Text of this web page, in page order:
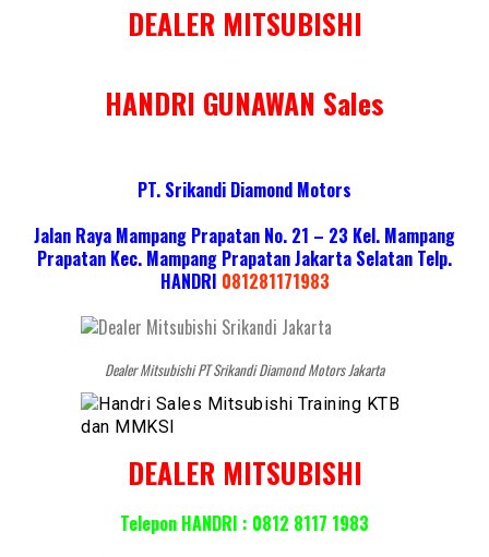
DEALER MITSUBISHI
HANDRI GUNAWAN Sales
PT. Srikandi Diamond Motors
Jalan Raya Mampang Prapatan No. 21 – 23 Kel. Mampang
Prapatan Kec. Mampang Prapatan Jakarta Selatan Telp.
HANDRI 081281171983
Dealer Mitsubishi PT Srikandi Diamond Motors Jakarta
DEALER MITSUBISHI
Telepon HANDRI : 0812 8117 1983